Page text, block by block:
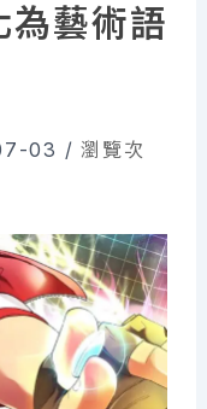
為藝術語
03 /瀏覽次